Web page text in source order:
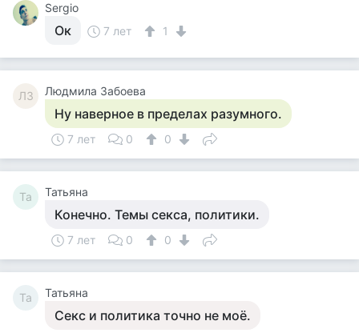
Sergio
Ок 7 лет 1
ЛЗ Людмила Забоева
Ну наверное в пределах разумного.
7 лет 0 0
Та Татьяна
Конечно. Темы секса, политики.
7 лет 0 0
Та Татьяна
Секс и политика точно не моё.